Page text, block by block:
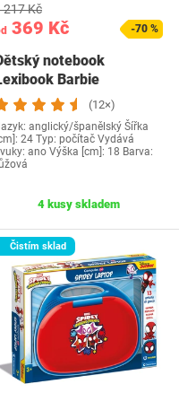
369 Kč
217 Kč
-70 %
notebook
Barbie
(12×)
anglický/španělský Šířka
24 Typ: počítač Vydává
ano Výška [cm]: 18 Barva:
4 kusy skladem
Čistím sklad